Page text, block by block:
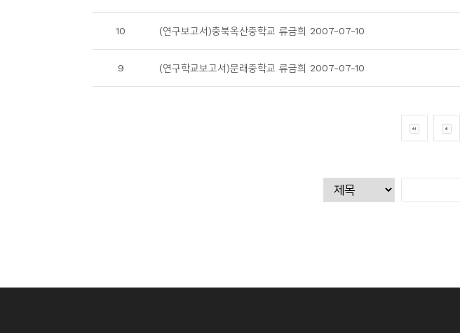
10 (연구보고서)충북옥산중학교 류금희 2007-07-10
9 (연구학교보고서)문래중학교 류금희 2007-07-10